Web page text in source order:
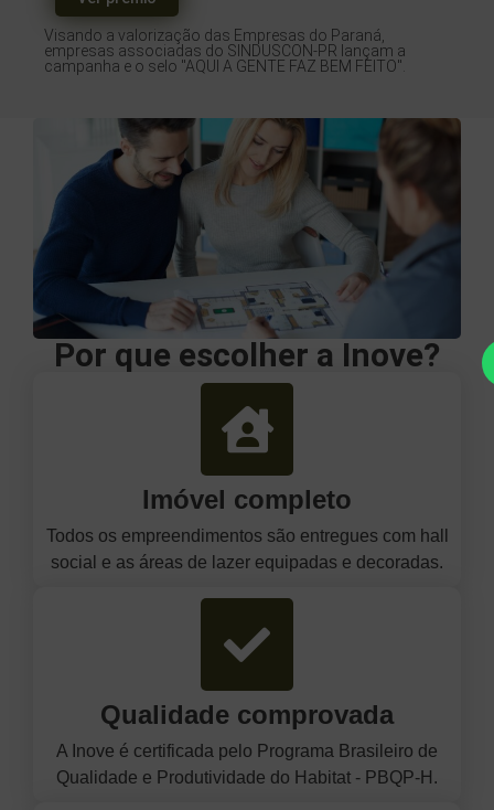
Visando a valorização das Empresas do Paraná,
empresas associadas do SINDUSCON-PR lançam a
campanha e o selo "AQUI A GENTE FAZ BEM FEITO".
Por que escolher a Inove?
Imóvel completo
Todos os empreendimentos são entregues com hall
social e as áreas de lazer equipadas e decoradas.
Qualidade comprovada
A Inove é certificada pelo Programa Brasileiro de
Qualidade e Produtividade do Habitat - PBQP-H.